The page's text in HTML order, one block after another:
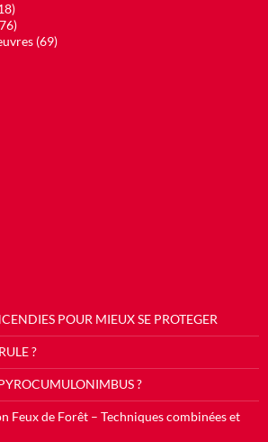
(69)
POUR MIEUX SE PROTEGER
?
?
Feux de Forêt – Techniques combinées et